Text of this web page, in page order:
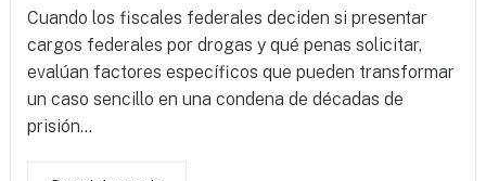
Cuando los fiscales federales deciden si presentar
cargos federales por drogas y qué penas solicitar,
evalúan factores específicos que pueden transformar
un caso sencillo en una condena de décadas de
prisión...